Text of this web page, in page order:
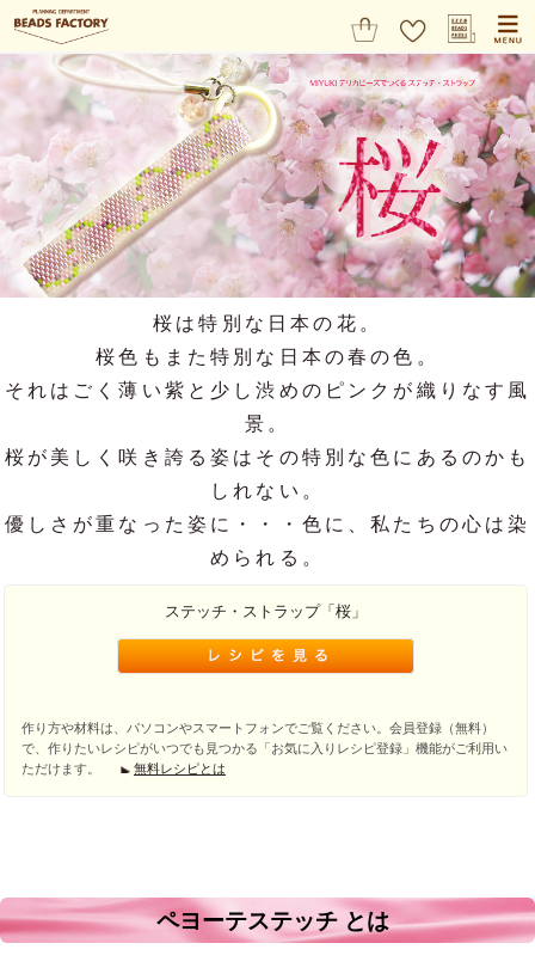
桜は特別な日本の花。
桜色もまた特別な日本の春の色。
それはごく薄い紫と少し渋めのピンクが織りなす風
景。
桜が美しく咲き誇る姿はその特別な色にあるのかも
しれない。
優しさが重なった姿に・・・色に、私たちの心は染
められる。
ステッチ・ストラップ「桜」
作り方や材料は、パソコンやスマートフォンでご覧ください。会員登録（無料）
で、作りたいレシピがいつでも見つかる「お気に入りレシピ登録」機能がご利用い
ただけます。
無料レシピとは
ペヨーテステッチ とは